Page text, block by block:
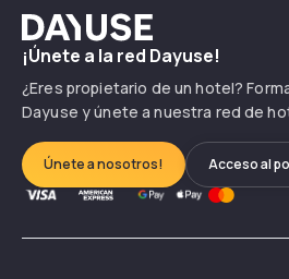
Dayuse
¡Únete a la red Dayuse!
¿Eres propietario de un hotel?
Dayuse y únete a nuestra red de
Únete a nosotros! Acceso al